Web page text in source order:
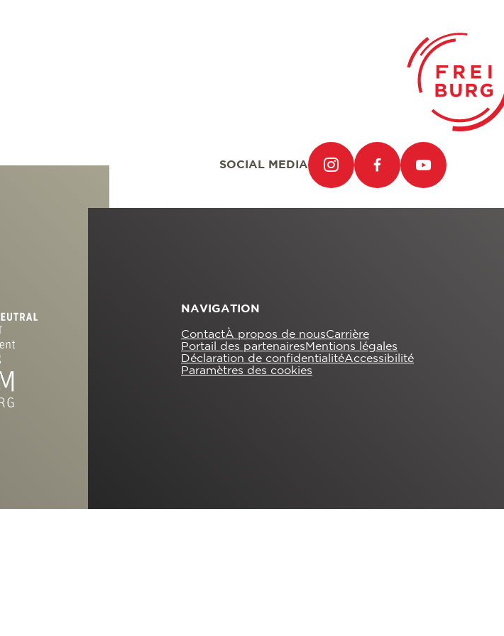
SOCIAL MEDIA
NAVIGATION
ContactÀ propos de nousCarrière
Portail des partenaires Mentions légales
Déclaration de confidentialitéAccessibilité
Paramètres des cookies